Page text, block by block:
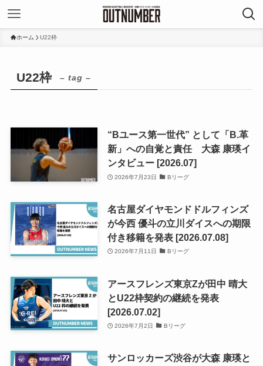
ホーム U22枠
U22枠 – tag –
“Bユース第一世代” として「B.革
新」への自覚と責任 大森 康瑛イ
ンタビュー [2026.07]
2026年7月23日 Bリーグ
名古屋ダイヤモンドドルフィンズ
が今西 優斗の立川ダイスへの期限
付き移籍を発表 [2026.07.08]
2026年7月11日 Bリーグ
アースフレンズ東京Zが田中 晴大
とU22枠契約の継続を発表
[2026.07.02]
2026年7月2日 Bリーグ
サンロッカーズ渋谷が大森 康瑛と